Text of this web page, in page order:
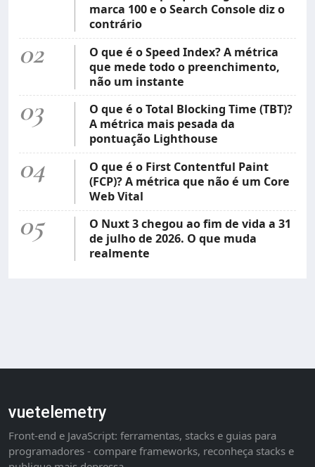
marca 100 e o Search Console diz o
contrário
02
O que é o Speed Index? A métrica
que mede todo o preenchimento,
não um instante
03
O que é o Total Blocking Time (TBT)?
A métrica mais pesada da
pontuação Lighthouse
04
O que é o First Contentful Paint
(FCP)? A métrica que não é um Core
Web Vital
05
O Nuxt 3 chegou ao fim de vida a 31
de julho de 2026. O que muda
realmente
vuetelemetry
Front-end e JavaScript: ferramentas, stacks e guias para
programadores - compare frameworks, reconheça stacks e